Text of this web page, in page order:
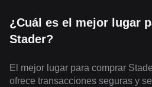
¿Cuál es el mejor lugar
Stader?
El mejor lugar para comprar
ofrece transacciones seguras y